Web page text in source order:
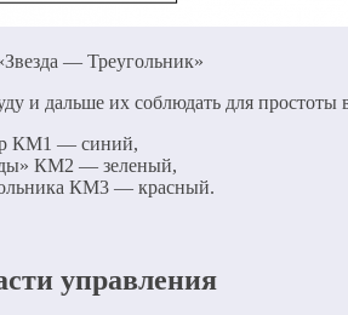
— Треугольник»
и дальше их соблюдать для простоты
КМ1 — синий,
КМ2 — зеленый,
КМ3 — красный.
управления